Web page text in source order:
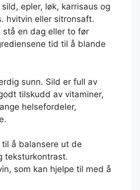
epler, løk, karrisaus og
hvitvin eller sitronsaft.
stå en dag eller to før
tid til å blande
sunn. Sild er full av
tilskudd av vitaminer,
helsefordeler,
å balansere ut de
teksturkontrast.
som kan hjelpe til med å